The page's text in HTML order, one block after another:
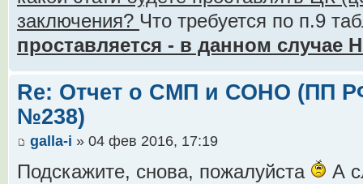
заключения? Что требуется по п.9
проставляется - в данном случае
Re: Отчет о СМП и СОНО (ПП РФ
№238)
galla-i » 04 фев 2016, 17:19
Подскажите, снова, пожалуйста
А